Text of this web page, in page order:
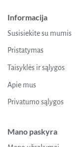
Informacija
Susisiekite su mumis
Pristatymas
Taisyklės ir sąlygos
Apie mus
Privatumo sąlygos
Mano paskyra